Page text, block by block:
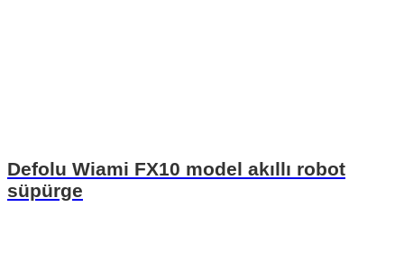
Defolu Wiami FX10 model akıllı robot
süpürge